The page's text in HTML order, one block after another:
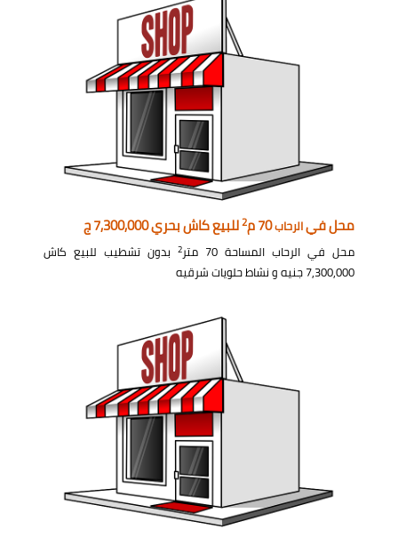
محل فيالرحاب70 م 2للبيع كاش بحري 7,300,000 ج
محل في الرحاب المساحة 70 متر 2 بدون تشطيب للبيع كاش
7,300,000 جنيه و نشاط حلويات شرقيه